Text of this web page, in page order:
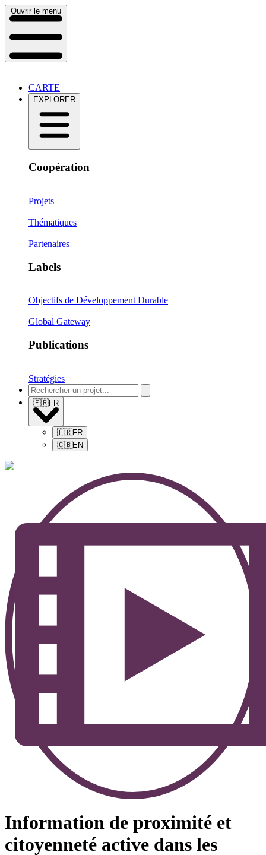
Ouvrir le menu
CARTE
EXPLORER
Coopération
Projets
Thématiques
Partenaires
Labels
Objectifs de Développement Durable
Global Gateway
Publications
Stratégies
🇫🇷FR
🇫🇷FR
🇬🇧EN
Information de proximité et
citoyenneté active dans les